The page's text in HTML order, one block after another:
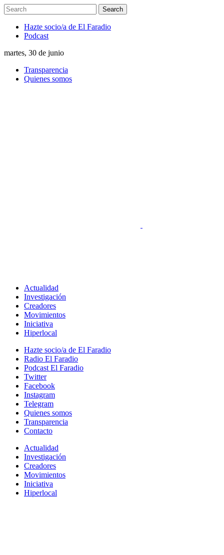
Hazte socio/a de El Faradio
Podcast
martes, 30 de junio
Transparencia
Quienes somos
Actualidad
Investigación
Creadores
Movimientos
Iniciativa
Hiperlocal
Hazte socio/a de El Faradio
Radio El Faradio
Podcast El Faradio
Twitter
Facebook
Instagram
Telegram
Quienes somos
Transparencia
Contacto
Actualidad
Investigación
Creadores
Movimientos
Iniciativa
Hiperlocal